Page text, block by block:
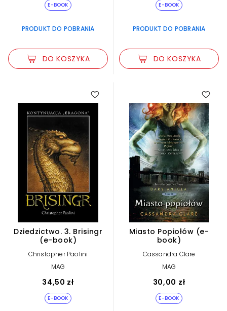
E-BOOK
PRODUKT DO POBRANIA
DO KOSZYKA
E-BOOK
PRODUKT DO POBRANIA
DO KOSZYKA
Dziedzictwo. 3. Brisingr
(e-book)
Christopher Paolini
MAG
34,50 zł
E-BOOK
Miasto Popiołów (e-
book)
Cassandra Clare
MAG
30,00 zł
E-BOOK